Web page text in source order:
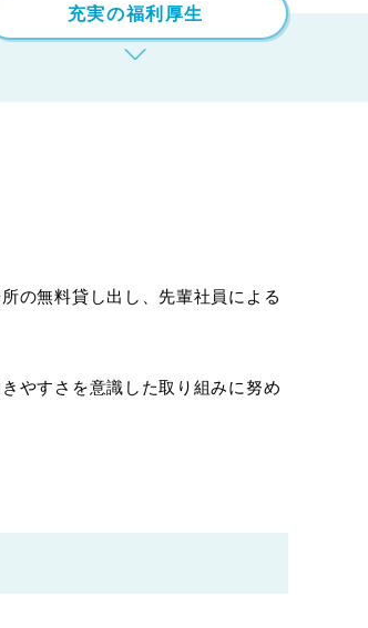
充実の福利厚生
の無料貸し出し、先輩社員による
やすさを意識した取り組みに努め